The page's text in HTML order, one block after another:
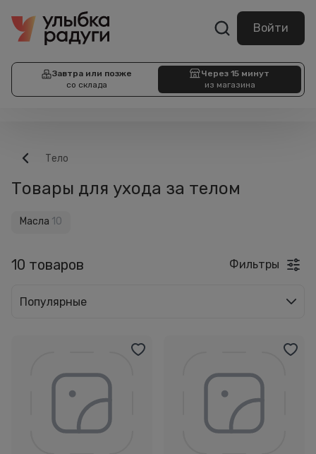
Войти
Завтра или позже
со склада
Через 15 минут
из магазина
Тело
Товары для ухода за телом
Масла 10
10 товаров Фильтры
Популярные